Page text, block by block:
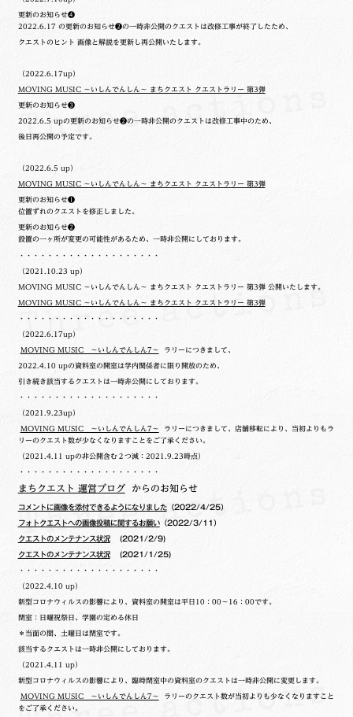
更新のお知らせ❹
2022.6.17 の更新のお知らせ❷の一時非公開のクエストは改修工事が終了したため、
クエストのヒント 画像と解説を更新し再公開いたします。
（2022.6.17up）
MOVING MUSIC ～いしんでんしん～ まちクエスト クエストラリー 第3弾
更新のお知らせ❸
2022.6.5 upの更新のお知らせ❷の一時非公開のクエストは改修工事中のため、
後日再公開の予定です。
（2022.6.5 up）
MOVING MUSIC ～いしんでんしん～ まちクエスト クエストラリー 第3弾
更新のお知らせ❶
位置ずれのクエストを修正しました。
更新のお知らせ❷
設置の一ヶ所が変更の可能性があるため、一時非公開にしております。
・・・・・・・・・・・・・・・・・・・・
（2021.10.23 up）
MOVING MUSIC ～いしんでんしん～ まちクエスト クエストラリー 第3弾 公開いたします。
MOVING MUSIC ～いしんでんしん～ まちクエスト クエストラリー 第3弾
・・・・・・・・・・・・・・・・・・・・
（2022.6.17up）
MOVING MUSIC ～いしんでんしん7～ ラリーにつきまして、
2022.4.10 upの資料室の開室は学内関係者に限り開放のため、
引き続き該当するクエストは一時非公開にしております。
・・・・・・・・・・・・・・・・・・・・
（2021.9.23up）
MOVING MUSIC ～いしんでんしん7～ ラリーにつきまして、店舗移転により、当初よりもラ
リーのクエスト数が少なくなりますことをご了承ください。
（2021.4.11 upの非公開含む２つ減：2021.9.23時点）
・・・・・・・・・・・・・・・・・・・・
まちクエスト 運営ブログ からのお知らせ
コメントに画像を添付できるようになりました（2022/4/25）
フォトクエストへの画像投稿に関するお願い（2022/3/11）
クエストのメンテナンス状況(2021/2/9)
クエストのメンテナンス状況(2021/1/25)
・・・・・・・・・・・・・・・・・・・・
（2022.4.10 up）
新型コロナウィルスの影響により、資料室の開室は平日10：00～16：00です。
閉室：日曜祝祭日、学園の定める休日
＊当面の間、土曜日は閉室です。
該当するクエストは一時非公開にしております。
（2021.4.11 up）
新型コロナウィルスの影響により、臨時閉室中の資料室のクエストは一時非公開に変更します。
MOVING MUSIC ～いしんでんしん7～ ラリーのクエスト数が当初よりも少なくなりますこと
をご了承ください。